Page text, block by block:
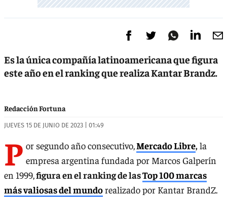
Es la única compañía latinoamericana que figura
este año en el ranking que realiza Kantar Brandz.
Redacción Fortuna
JUEVES 15 DE JUNIO DE 2023 | 01:49
P or segundo año consecutivo,Mercado Libre,la
empresa argentina fundada por Marcos Galperín
en 1999,figura en el ranking de lasTop 100 marcas
más valiosas del mundorealizado por Kantar BrandZ.